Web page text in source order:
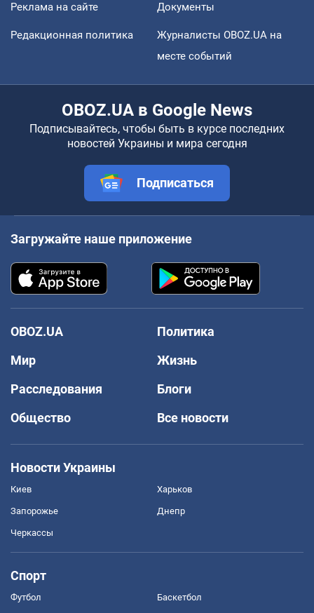
Реклама на сайте Документы
Редакционная политика
Журналисты OBOZ.UA на
месте событий
OBOZ.UA в Google News
Подписывайтесь, чтобы быть в курсе последних
новостей Украины и мира сегодня
Подписаться
Загружайте наше приложение
OBOZ.UA
Политика
Мир
Жизнь
Расследования
Блоги
Общество
Все новости
Новости Украины
Киев Харьков
Запорожье Днепр
Черкассы
Спорт
Футбол Баскетбол